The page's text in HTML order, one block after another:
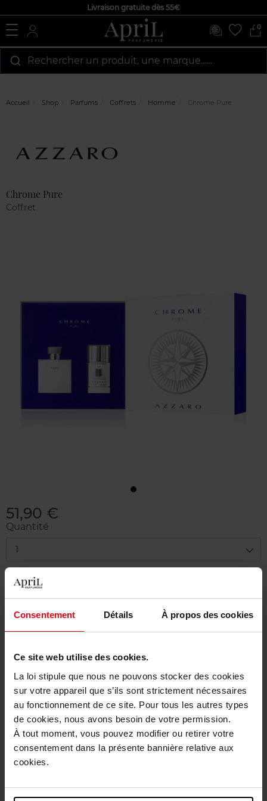
Consentement Détails À propos des cookies
Ce site web utilise des cookies.
La loi stipule que nous ne pouvons stocker des cookies
sur votre appareil que s’ils sont strictement nécessaires
au fonctionnement de ce site. Pour tous les autres types
de cookies, nous avons besoin de votre permission.
À tout moment, vous pouvez modifier ou retirer votre
consentement dans la présente bannière relative aux
cookies.
Livraison gratuite dès 55€
0
Rechercher un produit, une marque…...
Accueil Shop Parfums Coffrets Homme Chrome Pure
Chrome Pure
Coffret
51,90 €
Quantité
1
Livraison
Cet article n'est plus disponible pour le moment
Être prévenu de la disponibilité
Livraison gratuite à partir de 55€
Retour gratuit dans votre magasin
Emballage cadeau offert
Description